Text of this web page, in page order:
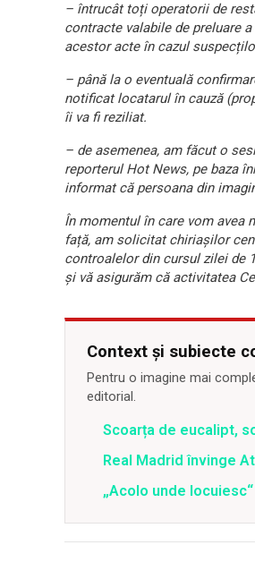
– întrucât toți operatorii de
contracte valabile de preluare
acestor acte în cazul
– până la o eventuală
notificat locatarul în cauză
îi va fi reziliat.
– de asemenea, am făcut o
reporterul Hot News, pe baza
informat că persoana din
În momentul în care vom avea
față, am solicitat chiriașilor
controalelor din cursul zilei de
și vă asigurăm că activitatea
Context și subiecte
Pentru o imagine mai
editorial.
Scoarța de eucalipt,
Real Madrid învinge
„Acolo unde